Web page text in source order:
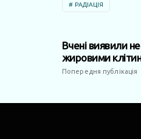
РАДІАЦІЯ
Вчені виявили
жировими
Попередня публікація